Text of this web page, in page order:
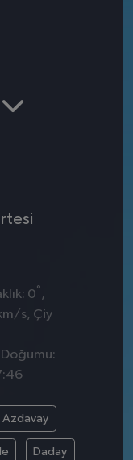
0° ,
s, Çiy
Azdavay
Daday